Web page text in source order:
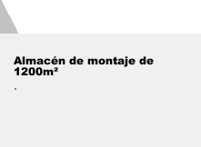
Almacén de montaje de
1200m²